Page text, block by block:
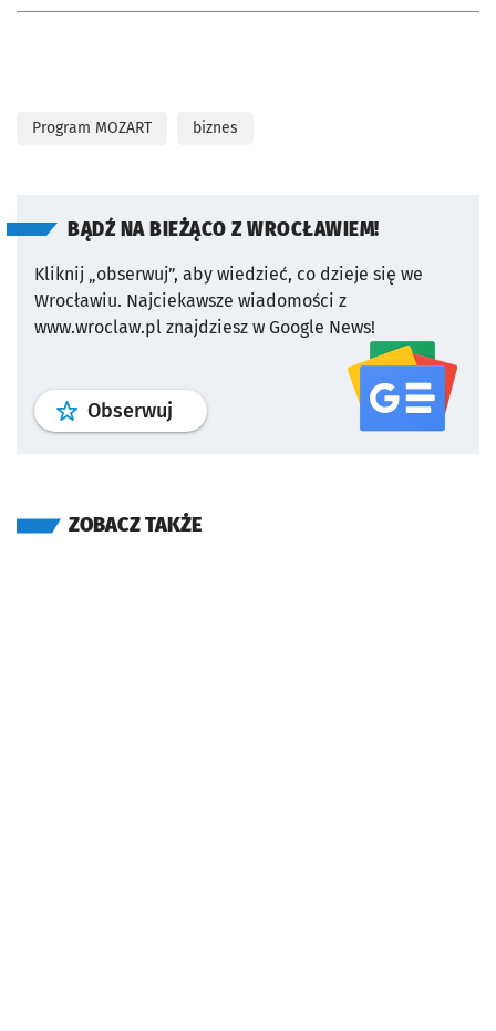
Program MOZART biznes
BĄDŹ NA BIEŻĄCO Z WROCŁAWIEM!
Kliknij „obserwuj”, aby wiedzieć, co dzieje się we
Wrocławiu. Najciekawsze wiadomości z
www.wroclaw.pl znajdziesz w Google News!
Obserwuj profil serwisu
ZOBACZ TAKŻE